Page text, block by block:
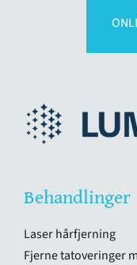
Behandlinger
Laser hårfjerning
Fjerne tatoveringer